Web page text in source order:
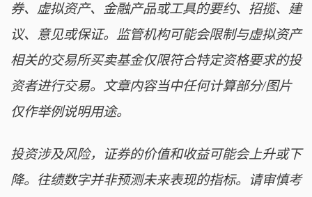
券、虚拟资产、金融产品或工具的要约、招揽、建
议、意见或保证。监管机构可能会限制与虚拟资产
相关的交易所买卖基金仅限符合特定资格要求的投
资者进行交易。文章内容当中任何计算部分/图片
仅作举例说明用途。
投资涉及风险，证券的价值和收益可能会上升或下
降。往绩数字并非预测未来表现的指标。请审慎考